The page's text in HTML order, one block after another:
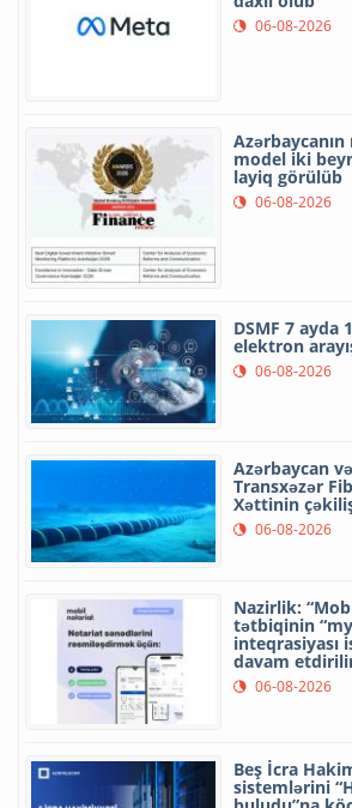
06-08-2026
model iki
layiq görülüb
06-08-2026
DSMF 7 ayda
elektron
06-08-2026
Azərbaycan
Transxəzər
Xəttinin
06-08-2026
Nazirlik:
tətbiqinin
inteqrasiyası
davam
06-08-2026
Beş İcra
sistemlərini